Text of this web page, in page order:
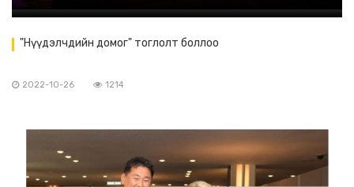
"Нүүдэлчдийн домог" тоглолт боллоо
2022-10-26 1214